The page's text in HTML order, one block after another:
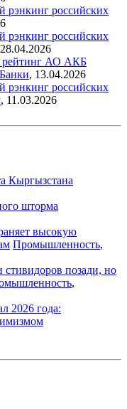
рэнкинг российских
рэнкинг российских
28.04.2026
рейтинг АО АКБ
Банки, 13.04.2026
рэнкинг российских
, 11.03.2026
Кыргызстана
шторма
высокую
Промышленность,
стивидоров позади, но
,
2026 года: